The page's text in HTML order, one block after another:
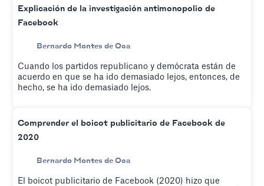
Explicación de la investigación antimonopolio de
Facebook
Bernardo Montes de Oca
Cuando los partidos republicano y demócrata están de
acuerdo en que se ha ido demasiado lejos, entonces, de
hecho, se ha ido demasiado lejos.
Comprender el boicot publicitario de Facebook de
2020
Bernardo Montes de Oca
El boicot publicitario de Facebook (2020) hizo que